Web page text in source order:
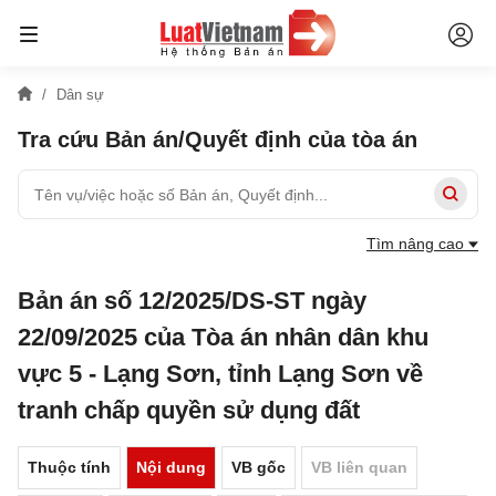
Dân sự
Tra cứu Bản án/Quyết định của tòa án
Tìm nâng cao
Bản án số 12/2025/DS-ST ngày
22/09/2025 của Tòa án nhân dân khu
vực 5 - Lạng Sơn, tỉnh Lạng Sơn về
tranh chấp quyền sử dụng đất
Thuộc tính Nội dung VB gốc VB liên quan